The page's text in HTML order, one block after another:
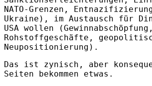
NATO-Grenzen,
Ukraine), im Austausch für
USA wollen (Gewinnabschöpfung,
Rohstoffgeschäfte,
Neupositionierung).
Das ist zynisch, aber
Seiten bekommen etwas.